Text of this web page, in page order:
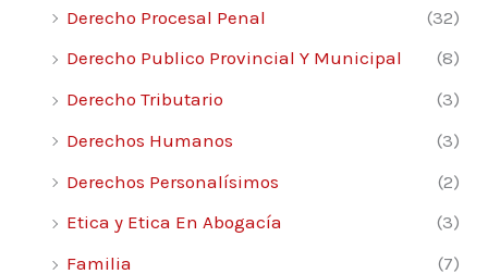
Derecho Procesal Penal
(32)
Derecho Publico Provincial Y Municipal
(8)
Derecho Tributario
(3)
Derechos Humanos
(3)
Derechos Personalísimos
(2)
Etica y Etica En Abogacía
(3)
Familia
(7)